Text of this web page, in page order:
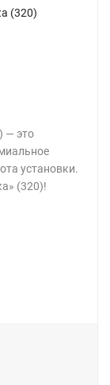
(320)
— это
установки.
(320)!